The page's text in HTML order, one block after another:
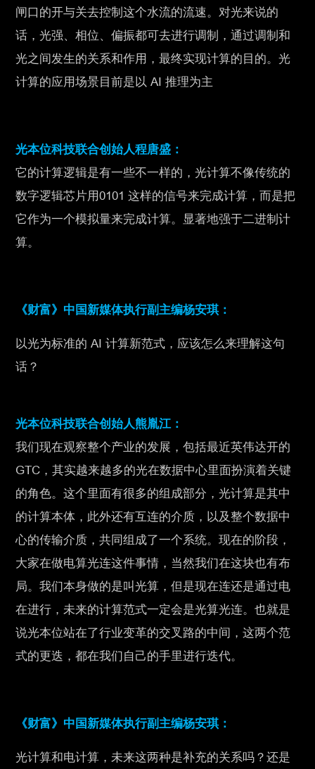
闸口的开与关去控制这个水流的流速。对光来说的
话，光强、相位、偏振都可去进行调制，通过调制和
光之间发生的关系和作用，最终实现计算的目的。光
计算的应用场景目前是以 AI 推理为主
光本位科技联合创始人程唐盛：
它的计算逻辑是有一些不一样的，光计算不像传统的
数字逻辑芯片用0101 这样的信号来完成计算，而是把
它作为一个模拟量来完成计算。显著地强于二进制计
算。
《财富》中国新媒体执行副主编杨安琪：
以光为标准的 AI 计算新范式，应该怎么来理解这句
话？
光本位科技联合创始人熊胤江：
我们现在观察整个产业的发展，包括最近英伟达开的
GTC，其实越来越多的光在数据中心里面扮演着关键
的角色。这个里面有很多的组成部分，光计算是其中
的计算本体，此外还有互连的介质，以及整个数据中
心的传输介质，共同组成了一个系统。现在的阶段，
大家在做电算光连这件事情，当然我们在这块也有布
局。我们本身做的是叫光算，但是现在连还是通过电
在进行，未来的计算范式一定会是光算光连。也就是
说光本位站在了行业变革的交叉路的中间，这两个范
式的更迭，都在我们自己的手里进行迭代。
《财富》中国新媒体执行副主编杨安琪：
光计算和电计算，未来这两种是补充的关系吗？还是